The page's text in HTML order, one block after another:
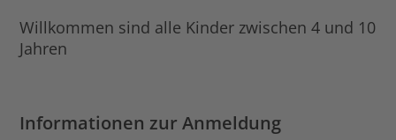
Willkommen sind alle Kinder zwischen 4 und 10
Jahren
Informationen zur Anmeldung